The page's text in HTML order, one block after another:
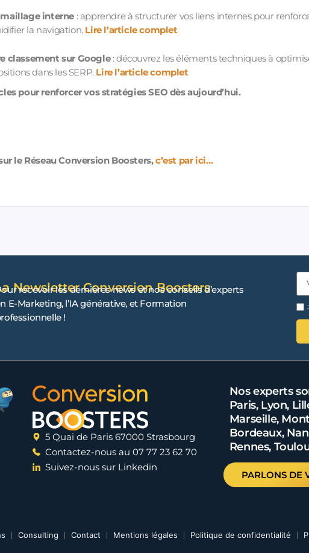
interne : apprendre à structurer vos liens internes pour
la navigation. Lire l’article complet
classement sur Google: découvrez les éléments techniques à
dans les SERP. Lire l’article complet
pour renforcer vos stratégies SEO dès aujourd’hui.
le Réseau Conversion Boosters,c’est par ici…
Newsletter Conversion Boosters
recevoir les dernières news et nos conseils d’experts
E-Marketing, l’IA générative, et Formation
!
5 Quai de Paris 67000 Strasbourg
Contactez-nous au 07 77 23 62 70
Suivez-nous sur Linkedin
Nos experts
Paris, Lyon,
Marseille,
Bordeaux,
Rennes,
PARLONS DE
Consulting Contact Mentions légales Politique de confidentialité